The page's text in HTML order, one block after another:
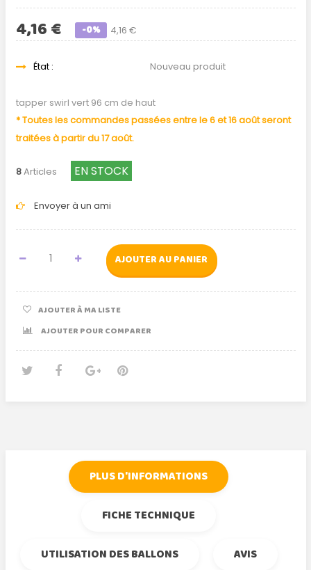
4,16 €
4,16 € -0%
État : Nouveau produit
tapper swirl vert 96 cm de haut
* Toutes les commandes passées entre le 6 et 16 août seront
traitées à partir du 17 août.
8Articles EN STOCK
Envoyer à un ami
AJOUTER AU PANIER
AJOUTER À MA LISTE
AJOUTER POUR COMPARER
PLUS D'INFORMATIONS
FICHE TECHNIQUE
UTILISATION DES BALLONS
AVIS